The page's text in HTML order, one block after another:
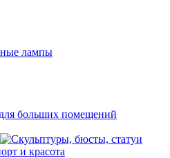
лампы
больших помещений
и красота